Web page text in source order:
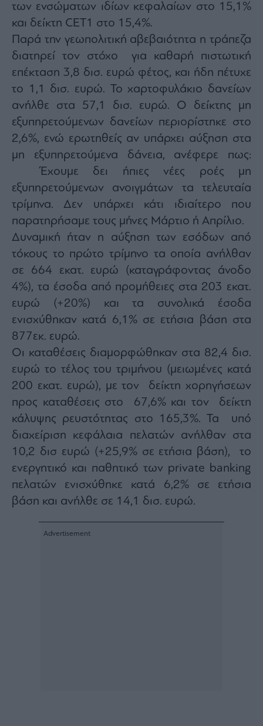
των ενσώματων ιδίων κεφαλαίων στο 15,1%
και δείκτη CET1 στο 15,4%.
Παρά την γεωπολιτική αβεβαιότητα η τράπεζα
διατηρεί τον στόχο για καθαρή πιστωτική
επέκταση 3,8 δισ. ευρώ φέτος, και ήδη πέτυχε
το 1,1 δισ. ευρώ. Το χαρτοφυλάκιο δανείων
ανήλθε στα 57,1 δισ. ευρώ. Ο δείκτης μη
εξυπηρετούμενων δανείων περιορίστηκε στο
2,6%, ενώ ερωτηθείς αν υπάρχει αύξηση στα
μη εξυπηρετούμενα δάνεια, ανέφερε πως:
Έχουμε δει ήπιες νέες ροές μη
εξυπηρετούμενων ανοιγμάτων τα τελευταία
τρίμηνα. Δεν υπάρχει κάτι ιδιαίτερο που
παρατηρήσαμε τους μήνες Μάρτιο ή Απρίλιο.
Δυναμική ήταν η αύξηση των εσόδων από
τόκους το πρώτο τρίμηνο τα οποία ανήλθαν
σε 664 εκατ. ευρώ (καταγράφοντας άνοδο
4%), τα έσοδα από προμήθειες στα 203 εκατ.
ευρώ (+20%) και τα συνολικά έσοδα
ενισχύθηκαν κατά 6,1% σε ετήσια βάση στα
877εκ. ευρώ.
Οι καταθέσεις διαμορφώθηκαν στα 82,4 δισ.
ευρώ το τέλος του τριμήνου (μειωμένες κατά
200 εκατ. ευρώ), με τον δείκτη χορηγήσεων
προς καταθέσεις στο 67,6% και τον δείκτη
κάλυψης ρευστότητας στο 165,3%. Τα υπό
διαχείριση κεφάλαια πελατών ανήλθαν στα
10,2 δισ ευρώ (+25,9% σε ετήσια βάση), το
ενεργητικό και παθητικό των private banking
πελατών ενισχύθηκε κατά 6,2% σε ετήσια
βάση και ανήλθε σε 14,1 δισ. ευρώ.